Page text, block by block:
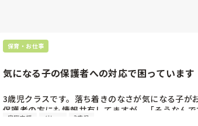
また保護者からのクレームをよく園長から言われ、
・マスク(薄めのグレー)が白じゃない。(保育士っぽ
してます。
が見えなかったり、ジャージはよくない。オフィス
アル意識して欲しい
・上靴置く場所が違う。(他の先生と同じとこ置いて
保育室や事務室等に防犯カメラは
ついてなければ録音を取っていく
信じられる口が堅い先輩や同僚はいますか。
保育・お仕事
気になる子の保護者への対応で困っています
3歳児クラスです。落ち着きのなさが気になる子がお
保護者の方にも情報共有してますが、「そうなんで
家庭支援 グレー 3歳児